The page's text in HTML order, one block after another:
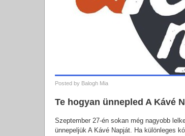
Posted by Balogh Mia
Te hogyan ünnepled A Kávé
Szeptember 27-én sokan még nagyobb
ünnepeljük A Kávé Napját. Ha különleges